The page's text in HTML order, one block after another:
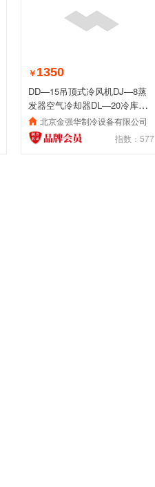
￥ 1350
DD—15吊顶式冷风机DJ—8蒸
发器空气冷却器DL—20冷库内
机制冷设备
北京金强华制冷设备有限公司
指数：577